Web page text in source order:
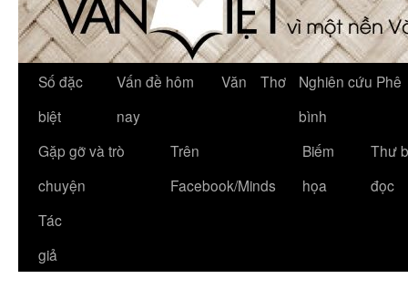
Số đặc
biệt
Vấn đề hôm
nay
Văn Thơ
Nghiên cứu Phê
bình
Gặp gỡ và trò
chuyện
Trên
Facebook/Minds
Biếm
họa
Thư
đọc
Tác
giả